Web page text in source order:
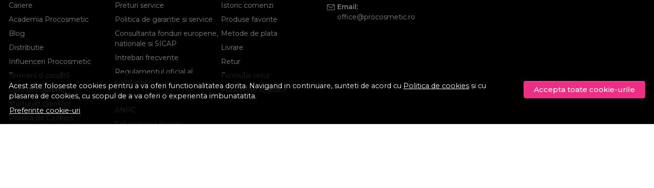
Acest site foloseste cookies pentru a va oferi functionalitatea dorita. Navigand in continuare, sunteti de acord cu Politica de cookies si cu
plasarea de cookies, cu scopul de a va oferi o experienta imbunatatita.
Preferinte cookie-uri
Accepta toate cookie-urile
Cariere
Academia Procosmetic
Blog
Distributie
Influenceri Procosmetic
Termeni si conditii
Confidentialitate
Marturiile clientilor
Politica de Cookies
Preturi service
Politica de garantie si service
Consultanta fonduri europene,
nationale si SICAP
Intrebari frecvente
Regulamentul oficial al
campaniei
Harta site
ANPC
Solutionarea litigiilor
Istoric comenzi
Produse favorite
Metode de plata
Livrare
Retur
Formular retur
Puncte de loialitate
Email:
office@procosmetic.ro